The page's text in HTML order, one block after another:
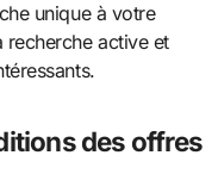
unique à votre
recherche active et
des offres